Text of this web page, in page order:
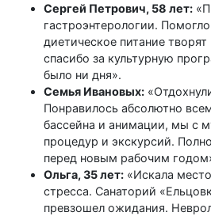
Сергей Петрович, 58 лет:
гастроэнтерологии.
диетическое питание
спасибо за культурную
было ни дня».
Семья Ивановых:
Понравилось абсолютно
бассейна и анимации, мы с
процедур и экскурсий.
перед новым рабочим
Ольга, 35 лет: «Искала
стресса. Санаторий
превзошел ожидания.